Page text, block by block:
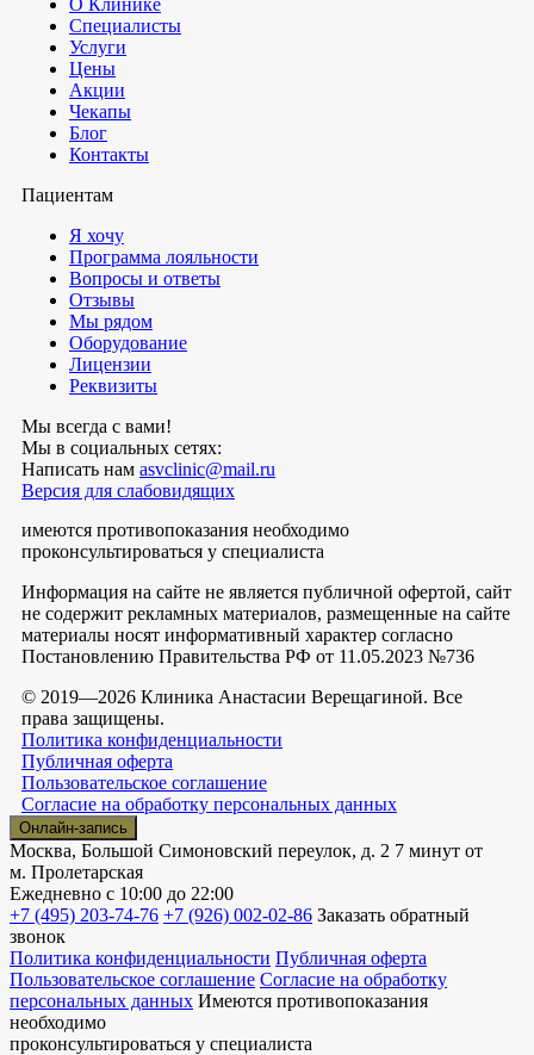
Специалисты
Услуги
Цены
Акции
Чекапы
Блог
Контакты
Пациентам
Я хочу
Программа лояльности
Вопросы и ответы
Отзывы
Мы рядом
Оборудование
Лицензии
Реквизиты
Мы всегда с вами!
Мы в социальных сетях:
Написать нам asvclinic@mail.ru
Версия для слабовидящих
имеются противопоказания необходимо
проконсультироваться у специалиста
Информация на сайте не является публичной офертой, сайт
не содержит рекламных материалов, размещенные на сайте
материалы носят информативный характер согласно
Постановлению Правительства РФ от 11.05.2023 №736
© 2019—2026 Клиника Анастасии Верещагиной. Все
права защищены.
Политика конфиденциальности
Публичная оферта
Пользовательское соглашение
Согласие на обработку персональных данных
Онлайн-запись
Москва, Большой Симоновский переулок, д. 2 7 минут от
м. Пролетарская
Ежедневно с 10:00 до 22:00
+7 (495) 203-74-76 +7 (926) 002-02-86 Заказать обратный
звонок
Политика конфиденциальности Публичная оферта
Пользовательское соглашение Согласие на обработку
персональных данных Имеются противопоказания
необходимо
проконсультироваться у специалиста